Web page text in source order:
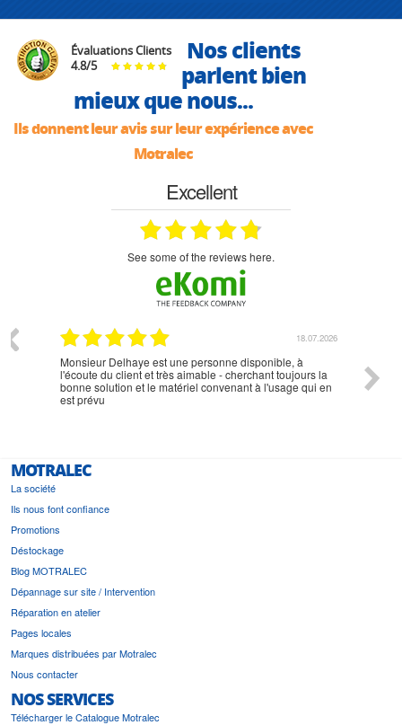
Évaluations Clients
4.8/5
Nos clients
parlent bien
mieux que nous...
Ils donnent leur avis sur leur expérience avec
Motralec
Excellent
see some of the reviews here.
18.07.2026
Monsieur Delhaye est une personne disponible, à
l'écoute du client et très aimable - cherchant toujours la
bonne solution et le matériel convenant à l'usage qui en
est prévu
MOTRALEC
La société
Ils nous font confiance
Promotions
Déstockage
Blog MOTRALEC
Dépannage sur site / Intervention
Réparation en atelier
Pages locales
Marques distribuées par Motralec
Nous contacter
NOS SERVICES
Télécharger le Catalogue Motralec